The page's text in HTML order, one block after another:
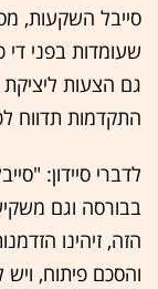
סייבל השקעות,
גם הצעות
התקדמות תדווח
לדברי סיידון:
בבורסה וגם
הזה, זיהינו
והסכם פיתוח,